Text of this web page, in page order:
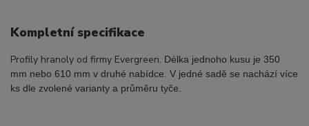
Kompletní specifikace
Profily hranoly od firmy Evergreen. Délka jednoho kusu je 350
mm nebo 610 mm v druhé nabídce. V jedné sadě se nachází více
ks dle zvolené varianty a průměru tyče.